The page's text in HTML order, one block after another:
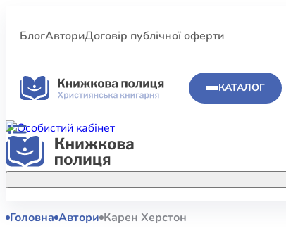
БлогАвториДоговір публічної оферти
КАТАЛОГ
Акційні пропозиції
Головна Автори Карен Херстон